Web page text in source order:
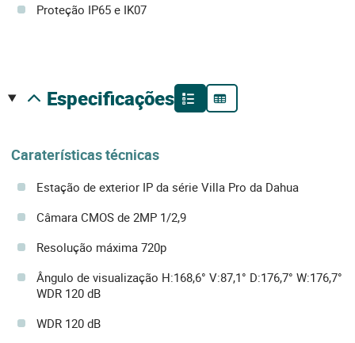
Proteção IP65 e IK07
especificações
Caraterísticas técnicas
Estação de exterior IP da série Villa Pro da Dahua
Câmara CMOS de 2MP 1/2,9
Resolução máxima 720p
Ângulo de visualização H:168,6° V:87,1° D:176,7° W:176,7°
WDR 120 dB
WDR 120 dB